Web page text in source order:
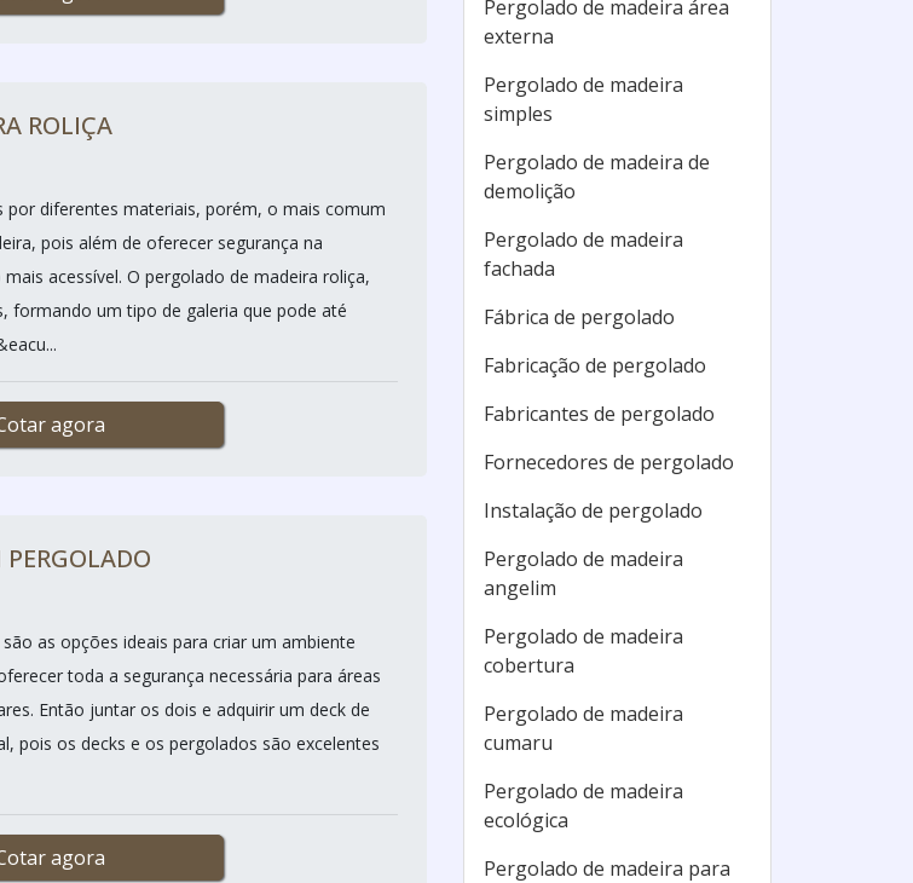
ROLIÇA
diferentes materiais, porém, o mais comum
pois além de oferecer segurança na
acessível. O pergolado de madeira roliça,
formando um tipo de galeria que pode até
agora
as opções ideais para criar um ambiente
toda a segurança necessária para áreas
Então juntar os dois e adquirir um deck de
pois os decks e os pergolados são excelentes
agora
Pergolado de madeira área
externa
Pergolado de madeira
simples
Pergolado de madeira de
demolição
Pergolado de madeira
fachada
Fábrica de pergolado
Fabricação de pergolado
Fabricantes de pergolado
Fornecedores de pergolado
Instalação de pergolado
Pergolado de madeira
angelim
Pergolado de madeira
cobertura
Pergolado de madeira
cumaru
Pergolado de madeira
ecológica
Pergolado de madeira para